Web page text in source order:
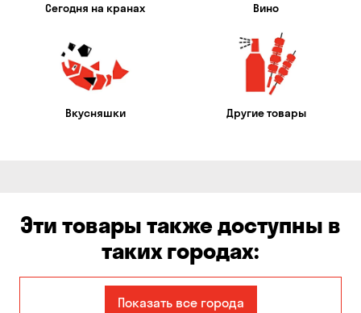
Сегодня на кранах Вино
Вкусняшки Другие товары
Эти товары также доступны в
таких городах:
АлександровкаПоказать все города